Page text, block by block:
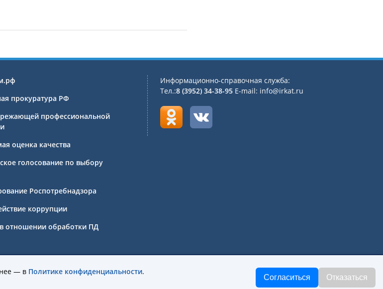
прокуратура РФ
профессиональной
оценка качества
голосование по выбору
Роспотребнадзора
коррупции
отношении обработки ПД
Информационно-справочная служба:
Тел.:8 (3952) 34-38-95 E-mail: info@irkat.ru
учреждение Иркутской области «Иркутский авиационный техникум»
— в Политике конфиденциальности.
Согласиться Отказаться